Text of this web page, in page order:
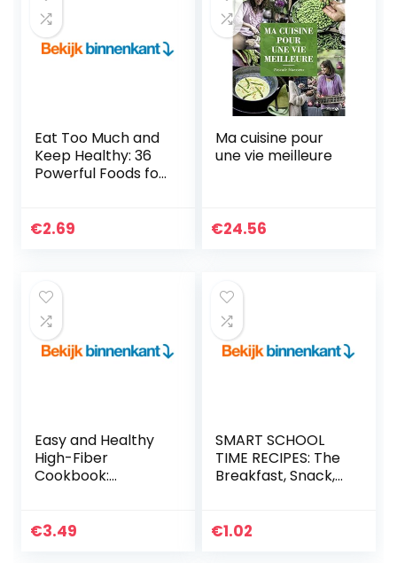
Eat Too Much and
Keep Healthy: 36
Powerful Foods for
be Included into
€2.69
Ma cuisine pour
une vie meilleure
€24.56
Easy and Healthy
High-Fiber
Cookbook:
Gut Health (English
€3.49
SMART SCHOOL
TIME RECIPES: The
Breakfast, Snack,
Healthy Kids and
€1.02